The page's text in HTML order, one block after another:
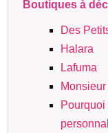
Boutiques à
Des
Halara
Lafuma
Monsieur